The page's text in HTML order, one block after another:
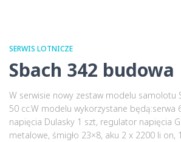
SERWIS LOTNICZE
Sbach 342 budowa
W serwisie nowy zestaw modelu samolotu
50 cc.W modelu wykorzystane będą:serwa
napięcia Dulasky 1 szt, regulator napięcia
metalowe, śmigło 23×8, aku 2 x 2200 li on,